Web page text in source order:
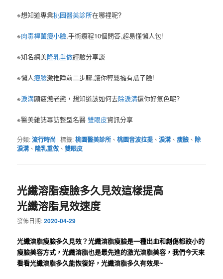
※想知道專業桃園醫美診所在哪裡呢?
※肉毒桿菌瘦小臉,手術療程10個問答,超易懂懶人包!
※知名網美隆乳重做經驗分享談
※懶人瘦臉激推睡前二步驟,讓你輕鬆擁有瓜子臉!
※淚溝顯疲憊老態，想知道該如何去除淚溝還你好氣色呢?
※醫美雜誌專訪整型名醫雙眼皮資訊分享
分類:流行時尚 |標籤:桃園醫美診所 、桃園音波拉提、淚溝 、瘦臉 、 除
淚溝 、 隆乳重做 、雙眼皮
光纖溶脂瘦臉多久見效這樣提高
光纖溶脂見效速度
發佈日期:2020-04-29
光纖溶脂瘦臉多久見效？光纖溶脂瘦臉是一種出血和創傷都較小的
瘦臉美容方式，光纖溶脂也是最先進的激光溶脂美容，我們今天來
看看光纖溶脂多久能恢復好，光纖溶脂多久有效果~